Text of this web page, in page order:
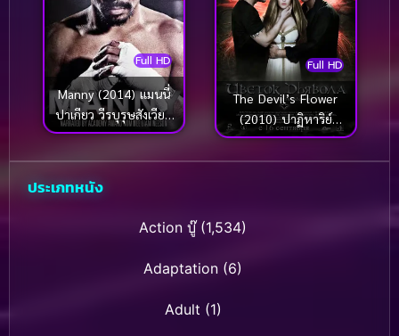
Full HD
Manny (2014) แมนนี่
ปาเกียว วีรบุรุษสังเวียน
โลก (ซับไทย)
Full HD
The Devil’s Flower
(2010) ปาฏิหาริย์
มัจจุราชล่ารัก
ประเภทหนัง
Action บู๊(1,534)
Adaptation (6)
Adult (1)